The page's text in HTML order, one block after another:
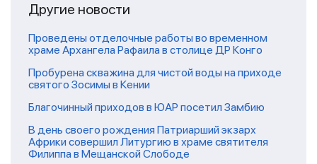
Другие новости
Проведены отделочные работы во временном
храме Архангела Рафаила в столице ДР Конго
Пробурена скважина для чистой воды на приходе
святого Зосимы в Кении
Благочинный приходов в ЮАР посетил Замбию
В день своего рождения Патриарший экзарх
Африки совершил Литургию в храме святителя
Филиппа в Мещанской Слободе